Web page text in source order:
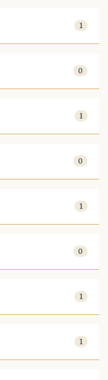
1
0
1
0
1
0
1
1